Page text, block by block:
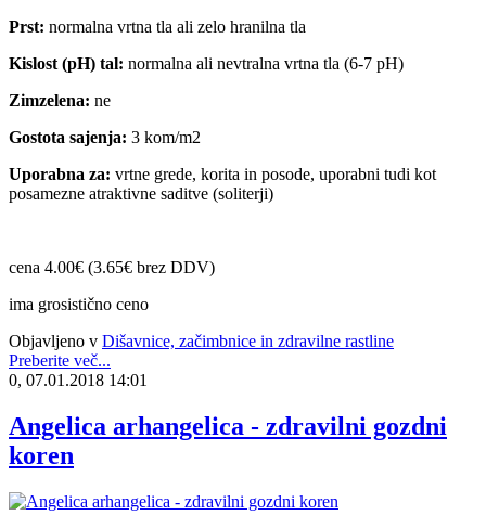
Prst: normalna vrtna tla ali zelo hranilna tla
Kislost (pH) tal: normalna ali nevtralna vrtna tla (6-7 pH)
Zimzelena: ne
Gostota sajenja: 3 kom/m2
Uporabna za: vrtne grede, korita in posode, uporabni tudi kot
posamezne atraktivne saditve (soliterji)
cena 4.00€ (3.65€ brez DDV)
ima grosistično ceno
Objavljeno v Dišavnice, začimbnice in zdravilne rastline
Preberite več...
0, 07.01.2018 14:01
Angelica arhangelica - zdravilni gozdni
koren